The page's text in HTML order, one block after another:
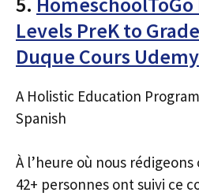
Levels PreK to
Duque Cours Udemy
A Holistic Education
Spanish
À l’heure où nous
42+ personnes ont suivi ce